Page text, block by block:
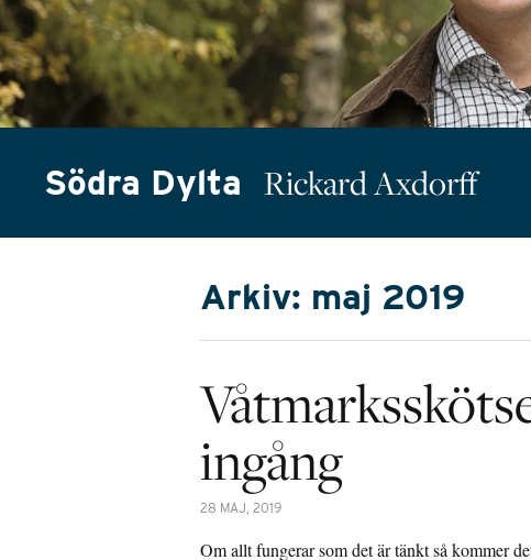
Södra Dylta Rickard Axdorff
Arkiv: maj 2019
ingång
28 MAJ, 2019
Om allt fungerar som det är tänkt så kommer